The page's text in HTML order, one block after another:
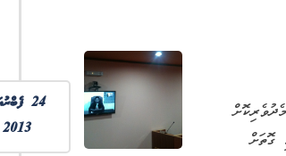
24
2013
ފުރަތަމަ މި ގޮތަށް